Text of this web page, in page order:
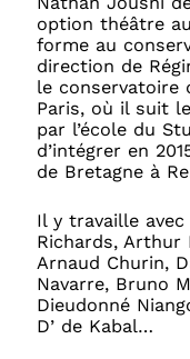
option théâtre
forme au
direction de
le conservatoire
Paris, où il suit
par l’école du
d’intégrer en
de Bretagne à
Il y travaille avec
Richards, Arthur
Arnaud Churin,
Navarre, Bruno
Dieudonné
D’ de Kabal…